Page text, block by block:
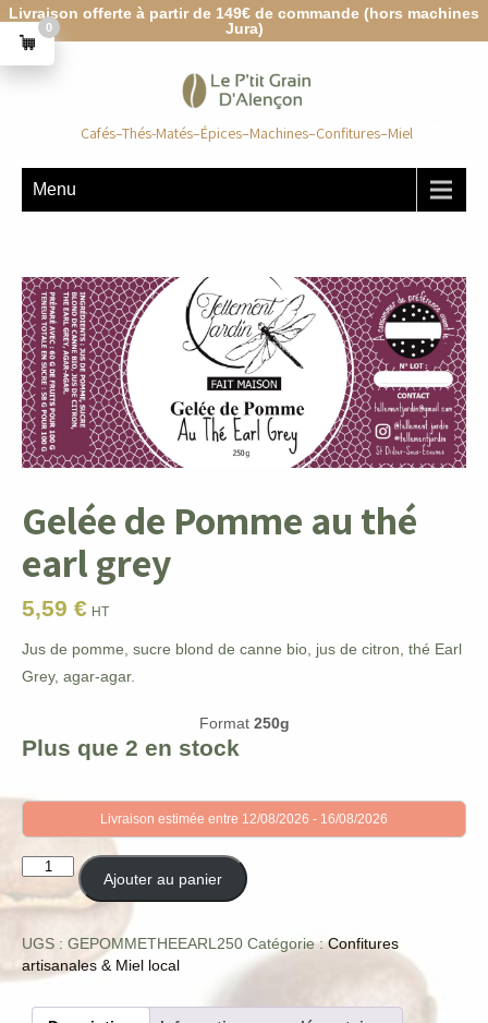
Livraison offerte à partir de 149€ de commande (hors machines
Jura)
Cafés–Thés-Matés–Épices–Machines–Confitures–Miel
Menu
Gelée de Pomme au thé
earl grey
5,59 € HT
Jus de pomme, sucre blond de canne bio, jus de citron, thé Earl
Grey, agar-agar.
Format 250g
Plus que 2 en stock
Livraison estimée entre 12/08/2026 - 16/08/2026
quantité
Gelée
Pomme
au
Ajouter au panier
UGS : GEPOMMETHEEARL250 Catégorie :Confitures
artisanales & Miel local
0